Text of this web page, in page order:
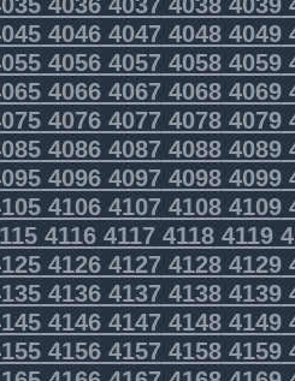
4046404740484049
4056405740584059
4066406740684069
4076407740784079
4086408740884089
4096409740984099
4106410741084109
4116411741184119
4126412741284129
4136413741384139
4146414741484149
4156415741584159